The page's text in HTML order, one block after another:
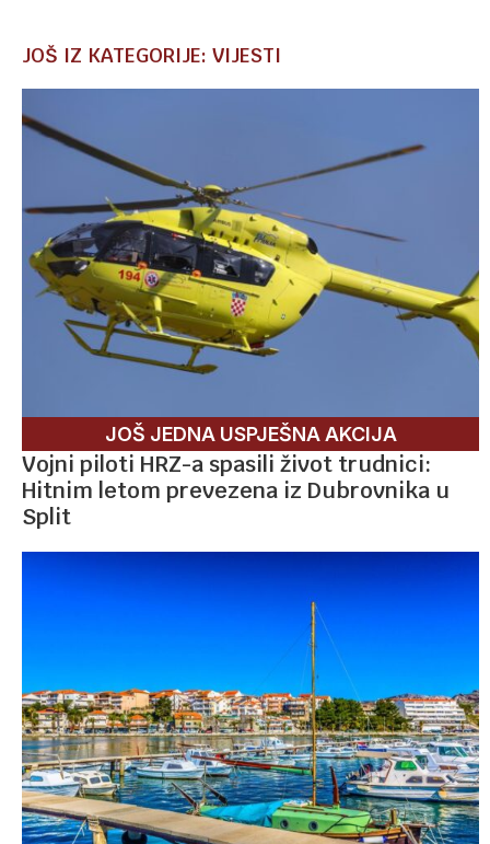
JOŠ IZ KATEGORIJE: VIJESTI
JOŠ JEDNA USPJEŠNA AKCIJA
Vojni piloti HRZ-a spasili život trudnici:
Hitnim letom prevezena iz Dubrovnika u
Split